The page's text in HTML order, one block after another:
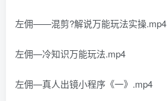
左佣——混剪?解说万能玩法实操.mp4
左佣—冷知识万能玩法.mp4
左佣—真人出镜小程序《一》.mp4